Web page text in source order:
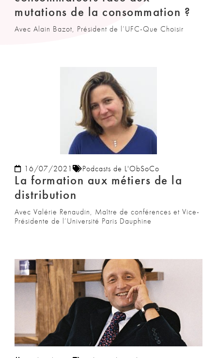
mutations de la consommation ?
Avec Alain Bazot, Président de l’UFC-Que Choisir
16/07/2021 Podcasts de L'ObSoCo
La formation aux métiers de la
distribution
Avec Valérie Renaudin, Maître de conférences et Vice-
Présidente de l’Université Paris Dauphine